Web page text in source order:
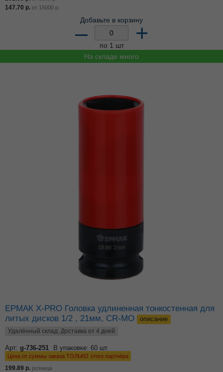
147.70 р. от 15000 р.
Добавьте в корзину
– +
по 1 шт
На складе много
ЕРМАК X-PRO Головка удлиненная тонкостенная для
литых дисков 1/2 , 21мм, CR-MO
описание
Удалённый склад. Доставка от 4 дней
Арт: g-736-251 В упаковке: 60 шт.
Цена от суммы заказа ТОЛЬКО этого партнёра
199.89 р. розница